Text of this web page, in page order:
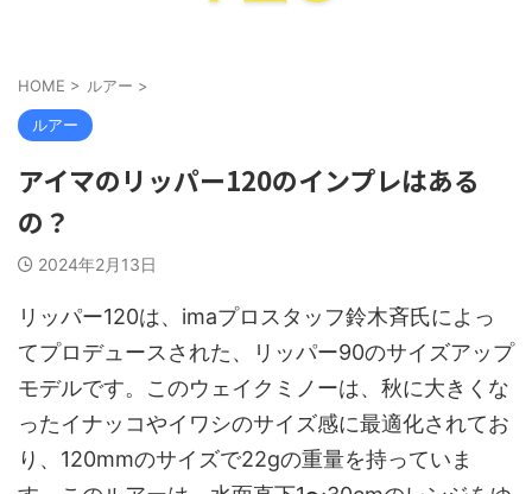
HOME > ルアー >
ルアー
アイマのリッパー120のインプレはある
の？
2024年2月13日
リッパー120は、imaプロスタッフ鈴木斉氏によっ
てプロデュースされた、リッパー90のサイズアップ
モデルです。このウェイクミノーは、秋に大きくな
ったイナッコやイワシのサイズ感に最適化されてお
り、120mmのサイズで22gの重量を持っていま